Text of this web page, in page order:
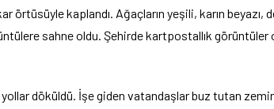
örtüsüyle kaplandı. Ağaçların yeşili, karın
sahne oldu. Şehirde kartpostallık görüntüler
döküldü. İşe giden vatandaşlar buz tutan